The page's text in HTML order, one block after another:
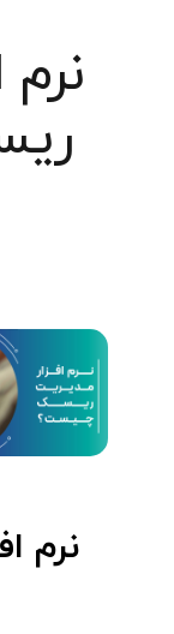
نرم